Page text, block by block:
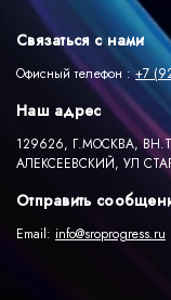
Связаться с нами
Офисный телефон : +7
Наш адрес
129626, Г.МОСКВА,
АЛЕКСЕЕВСКИЙ, УЛ
Отправить
Email: info@sroprogress.ru